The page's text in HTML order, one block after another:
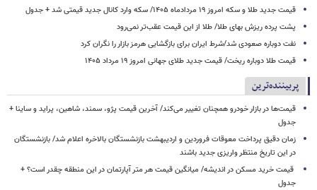
قیمت جدید طلا و سکه امروز ۱۹ مردادماه ۱۴۰۵/ سکه وارد کانال جدید قیمتی شد + جدول
پشت پرده ریزش بهای طلا/ طلا از این قیمت عقب‌تر نمی‌رود
نفت دوباره صعودی شد/شرط ایران برای بازگشایی هرمز بازار را نگران کرد
قیمت طلا دوباره ریخت/ قیمت جدید طلای جهانی امروز ۱۹ مرداد ۱۴۰۵
پربیننده‌ترین
قیمت‌ها در بازار خودرو همچنان تغییر می‌کند/ آخرین قیمت پژو، سمند، شاهین، پراید و ساینا +
جدول
زمان دقیق پرداخت معوقات فروردین و اردیبهشت بازنشستگان بالاخره اعلام شد/ بازنشستگان
در این تاریخ منتظر واریزی جدید باشند
قیمت خرید مسکن در اندیشه/ میانگین قیمت هر متر آپارتمان در این منطقه چقدر است؟ +
جدول